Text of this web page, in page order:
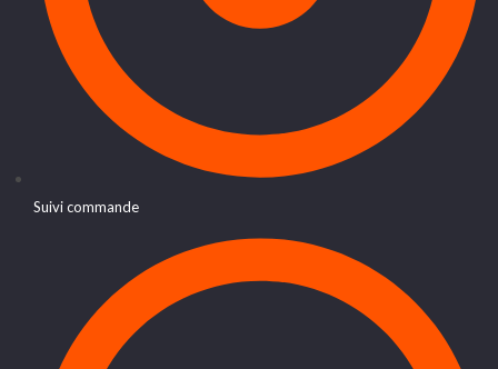
Suivi commande